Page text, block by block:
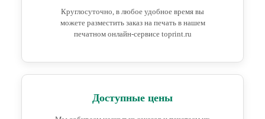
Круглосуточно, в любое удобное время вы
можете разместить заказ на печать в нашем
печатном онлайн-сервисе toprint.ru
Доступные цены